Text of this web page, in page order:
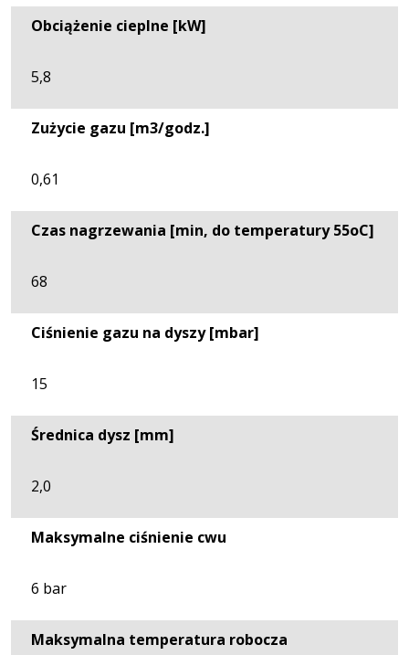
Obciążenie cieplne [kW]
5,8
Zużycie gazu [m3/godz.]
0,61
Czas nagrzewania [min, do temperatury 55oC]
68
Ciśnienie gazu na dyszy [mbar]
15
Średnica dysz [mm]
2,0
Maksymalne ciśnienie cwu
6 bar
Maksymalna temperatura robocza